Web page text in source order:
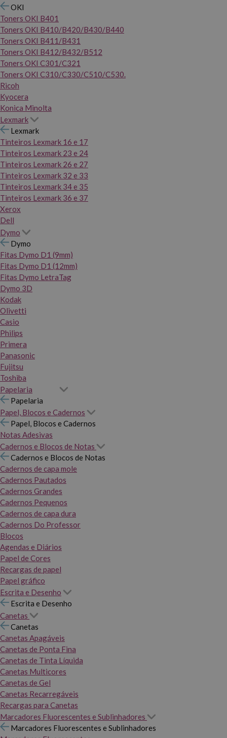
OKI
Toners OKI B401
Toners OKI B410/B420/B430/B440
Toners OKI B411/B431
Toners OKI B412/B432/B512
Toners OKI C301/C321
Toners OKI C310/C330/C510/C530.
Ricoh
Kyocera
Konica Minolta
Lexmark
Lexmark
Tinteiros Lexmark 16 e 17
Tinteiros Lexmark 23 e 24
Tinteiros Lexmark 26 e 27
Tinteiros Lexmark 32 e 33
Tinteiros Lexmark 34 e 35
Tinteiros Lexmark 36 e 37
Xerox
Dell
Dymo
Dymo
Fitas Dymo D1 (9mm)
Fitas Dymo D1 (12mm)
Fitas Dymo LetraTag
Dymo 3D
Kodak
Olivetti
Casio
Philips
Primera
Panasonic
Fujitsu
Toshiba
Papelaria
Papelaria
Papel, Blocos e Cadernos
Papel, Blocos e Cadernos
Notas Adesivas
Cadernos e Blocos de Notas
Cadernos e Blocos de Notas
Cadernos de capa mole
Cadernos Pautados
Cadernos Grandes
Cadernos Pequenos
Cadernos de capa dura
Cadernos Do Professor
Blocos
Agendas e Diários
Papel de Cores
Recargas de papel
Papel gráfico
Escrita e Desenho
Escrita e Desenho
Canetas
Canetas
Canetas Apagáveis
Canetas de Ponta Fina
Canetas de Tinta Líquida
Canetas Multicores
Canetas de Gel
Canetas Recarregáveis
Recargas para Canetas
Marcadores Fluorescentes e Sublinhadores
Marcadores Fluorescentes e Sublinhadores